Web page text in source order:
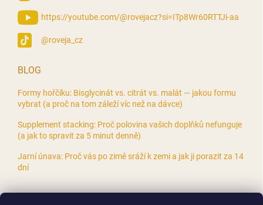
https://youtube.com/@rovejacz?si=ITp8Wr60RTTJi-aa
@roveja_cz
BLOG
Formy hořčíku: Bisglycinát vs. citrát vs. malát — jakou formu
vybrat (a proč na tom záleží víc než na dávce)
Supplement stacking: Proč polovina vašich doplňků nefunguje
(a jak to spravit za 5 minut denně)
Jarní únava: Proč vás po zimě sráží k zemi a jak ji porazit za 14
dní